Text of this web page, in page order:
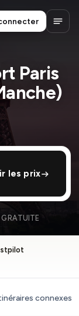
Paris
les prix
connexes